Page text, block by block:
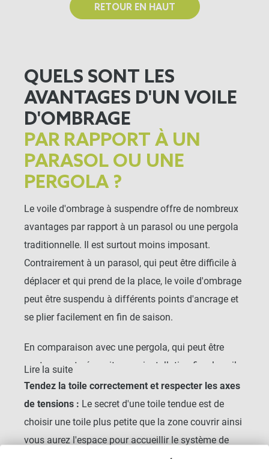
RETOUR EN HAUT
QUELS SONT LES
AVANTAGES D'UN VOILE
D'OMBRAGE
PAR RAPPORT À UN
PARASOL OU UNE
PERGOLA ?
Le voile d'ombrage à suspendre offre de nombreux
avantages par rapport à un parasol ou une pergola
traditionnelle. Il est surtout moins imposant.
Contrairement à un parasol, qui peut être difficile à
déplacer et qui prend de la place, le voile d'ombrage
peut être suspendu à différents points d'ancrage et
se plier facilement en fin de saison.
En comparaison avec une pergola, qui peut être
couteuses et nécessiter une installation fixe, le voile
d'ombrage permet une installation rapide et flexible.
Lire la suite
Tendez la toile correctement et respecter les axes
de tensions : Le secret d'une toile tendue est de
choisir une toile plus petite que la zone couvrir ainsi
vous aurez l'espace pour accueillir le système de